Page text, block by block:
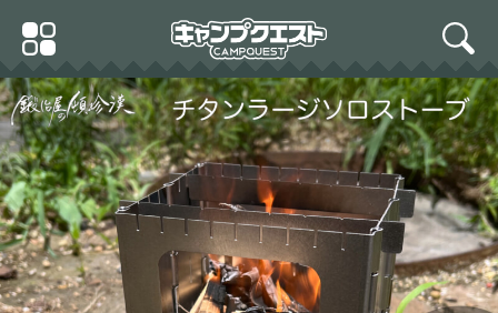
Primary
Menu
search
鍛冶屋の頓珍漢 チタンラ
ージソロストーブ 焚き火
台 キャンプ アウトドア 折
りたたみグリル (チタンソ
ロストーブ)